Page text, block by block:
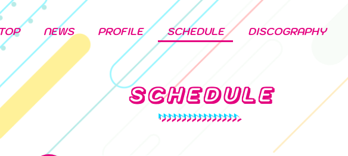
TOP NEWS PROFILE SCHEDULE DISCOGRAPHY
SCHEDULE